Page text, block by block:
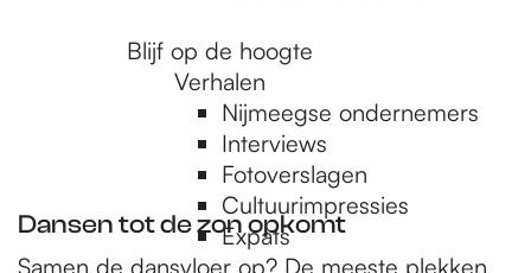
Blijf op de hoogte
Verhalen
Nijmeegse ondernemers
Interviews
Fotoverslagen
Cultuurimpressies
Expats
Dansen tot de zon opkomt
Samen de dansvloer op? De meeste plekken